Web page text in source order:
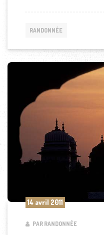
RANDONNÉE
14 avril 2011
PAR RANDONNÉE